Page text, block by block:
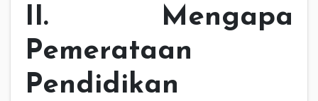
II. Mengapa
Pemerataan
Pendidikan